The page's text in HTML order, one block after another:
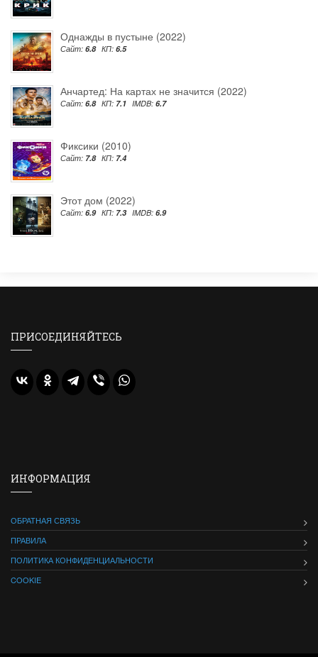
Однажды в пустыне (2022)
Сайт: 6.8 КП: 6.5
Анчартед: На картах не значится (2022)
Сайт: 6.8 КП: 7.1 IMDB: 6.7
Фиксики (2010)
Сайт: 7.8 КП: 7.4
Этот дом (2022)
Сайт: 6.9 КП: 7.3 IMDB: 6.9
ПРИСОЕДИНЯЙТЕСЬ
ИНФОРМАЦИЯ
ОБРАТНАЯ СВЯЗЬ
ПРАВИЛА
ПОЛИТИКА КОНФИДЕНЦИАЛЬНОСТИ
COOKIE